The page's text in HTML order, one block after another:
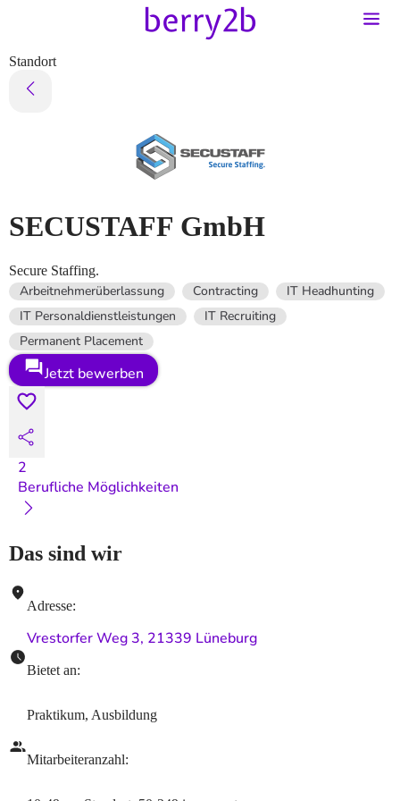
Standort
SECUSTAFF GmbH
Secure Staffing.
Arbeitnehmerüberlassung Contracting
IT Headhunting
IT Personaldienstleistungen
IT Recruiting
Permanent Placement
Jetzt bewerben
2
Berufliche Möglichkeiten
Das sind wir
Adresse:
Vrestorfer Weg 3, 21339 Lüneburg
Bietet an:
Praktikum, Ausbildung
Mitarbeiteranzahl: